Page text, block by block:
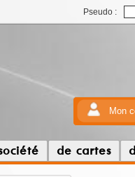
Pseudo :
Mon
de cartes